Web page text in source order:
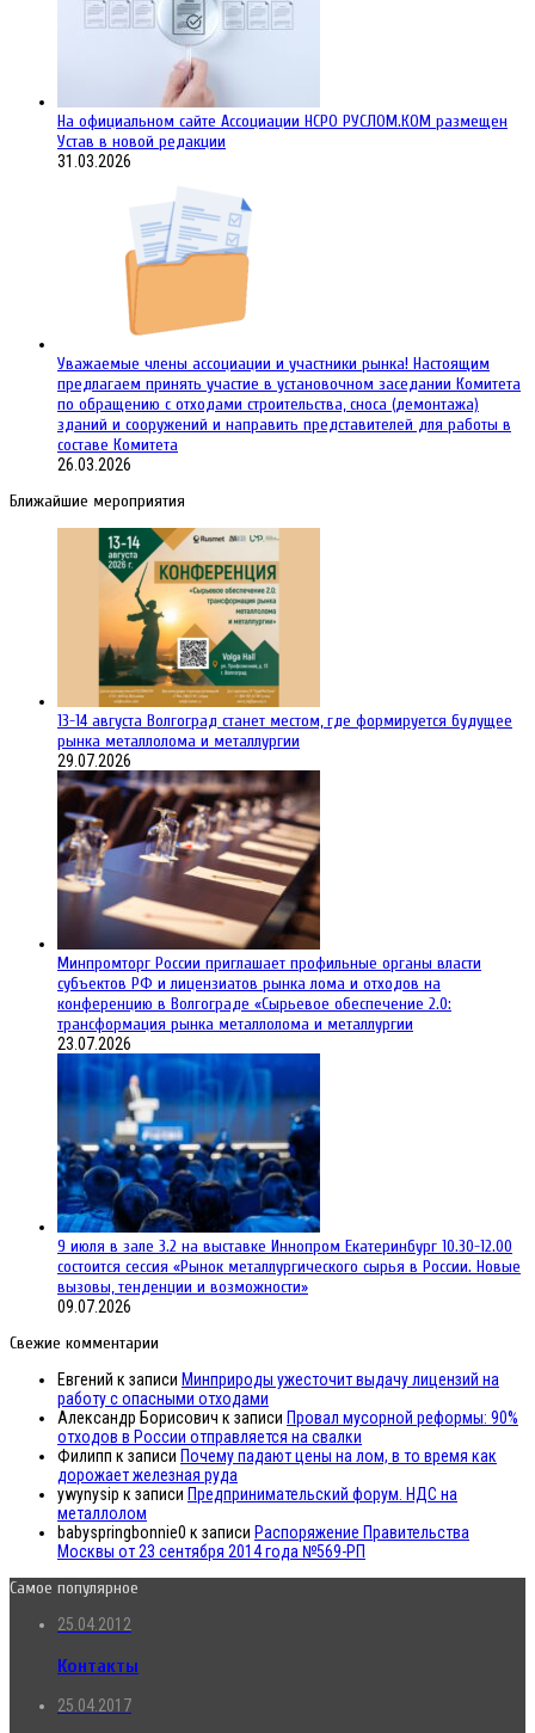
На официальном сайте Ассоциации НСРО РУСЛОМ.КОM размещен
Устав в новой редакции
31.03.2026
Уважаемые члены ассоциации и участники рынка! Настоящим
предлагаем принять участие в установочном заседании Комитета
по обращению с отходами строительства, сноса (демонтажа)
зданий и сооружений и направить представителей для работы в
составе Комитета
26.03.2026
Ближайшие мероприятия
13-14 августа Волгоград станет местом, где формируется будущее
рынка металлолома и металлургии
29.07.2026
Минпромторг России приглашает профильные органы власти
субъектов РФ и лицензиатов рынка лома и отходов на
конференцию в Волгограде «Сырьевое обеспечение 2.0:
трансформация рынка металлолома и металлургии
23.07.2026
9 июля в зале 3.2 на выставке Иннопром Екатеринбург 10.30-12.00
состоится сессия «Рынок металлургического сырья в России. Новые
вызовы, тенденции и возможности»
09.07.2026
Свежие комментарии
Евгений к записи Минприроды ужесточит выдачу лицензий на
работу с опасными отходами
Александр Борисович к записи Провал мусорной реформы: 90%
отходов в России отправляется на свалки
Филипп к записи Почему падают цены на лом, в то время как
дорожает железная руда
ywynysip к записи Предпринимательский форум. НДС на
металлолом
babyspringbonnie0 к записи Распоряжение Правительства
Москвы от 23 сентября 2014 года №569-РП
Самое популярное
25.04.2012
Контакты
25.04.2017